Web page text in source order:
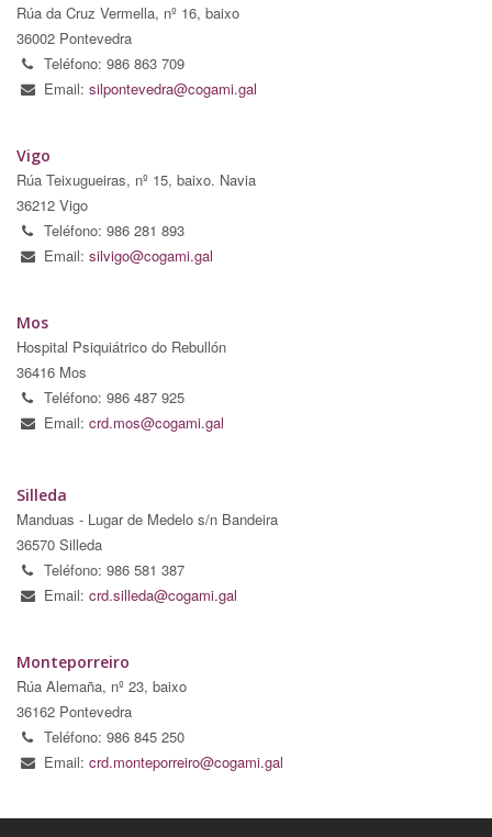
Rúa da Cruz Vermella, nº 16, baixo
36002 Pontevedra
Teléfono: 986 863 709
Email: silpontevedra@cogami.gal
Vigo
Rúa Teixugueiras, nº 15, baixo. Navia
36212 Vigo
Teléfono: 986 281 893
Email: silvigo@cogami.gal
Mos
Hospital Psiquiátrico do Rebullón
36416 Mos
Teléfono: 986 487 925
Email: crd.mos@cogami.gal
Silleda
Manduas - Lugar de Medelo s/n Bandeira
36570 Silleda
Teléfono: 986 581 387
Email: crd.silleda@cogami.gal
Monteporreiro
Rúa Alemaña, nº 23, baixo
36162 Pontevedra
Teléfono: 986 845 250
Email: crd.monteporreiro@cogami.gal